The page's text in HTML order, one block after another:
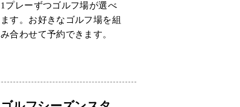
1プレーずつゴルフ場が選べ
ます。お好きなゴルフ場を組
み合わせて予約できます。